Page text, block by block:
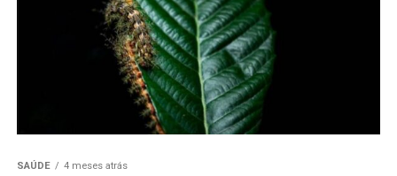
SAÚDE 4 meses atrás